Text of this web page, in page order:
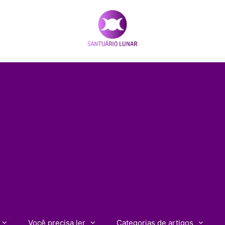
Você precisa ler Categorias de artigos